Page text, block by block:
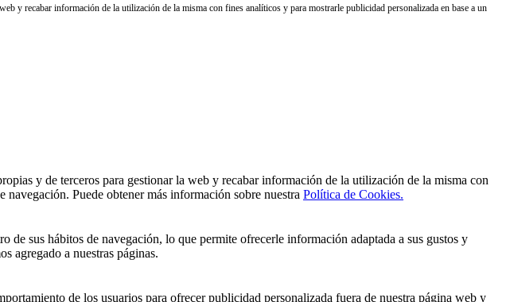
información de la utilización de la misma con fines analíticos y para mostrarle publicidad personalizada en base a un
y de terceros para gestionar la web y recabar información de la utilización de la misma con
Puede obtener más información sobre nuestra Política de Cookies.
sus hábitos de navegación, lo que permite ofrecerle información adaptada a sus gustos y
agregado a nuestras páginas.
de los usuarios para ofrecer publicidad personalizada fuera de nuestra página web y